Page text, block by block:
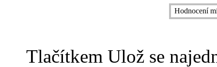
Hodnocení
Tlačítkem Ulož se